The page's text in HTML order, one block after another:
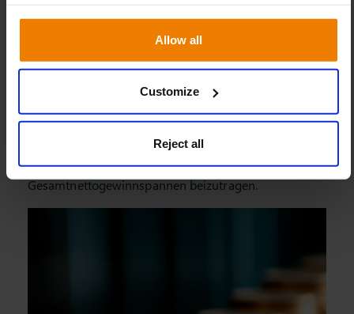
Verbessern Sie Margen und Rentabilität
Vermeiden Sie unnötige Einkäufe, reduzieren Sie
die betriebliche Effizienz, um weiterhin zu diesen
Gesamtnettogewinnspannen beizutragen.